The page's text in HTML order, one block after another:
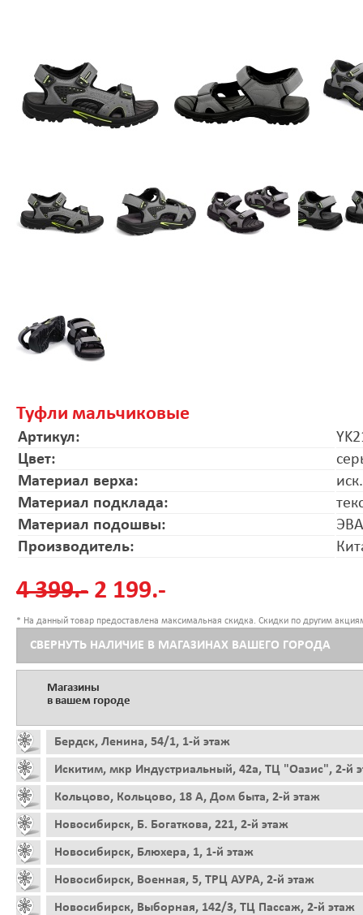
Туфли мальчиковые
Артикул:
Цвет:
Материал верха:
Материал подклада:
Материал подошвы:
ЭВА
Производитель:
4 399.- 2 199.-
* На данный товар предоставлена максимальная скидка. Скидки по другим
СВЕРНУТЬ НАЛИЧИЕ В МАГАЗИНАХ ВАШЕГО ГОРОДА
Магазины
в вашем городе
Бердск, Ленина, 54/1, 1-й этаж
Искитим, мкр Индустриальный, 42а, ТЦ "Оазис", 2-й
Кольцово, Кольцово, 18 А, Дом быта, 2-й этаж
Новосибирск, Б. Богаткова, 221, 2-й этаж
Новосибирск, Блюхера, 1, 1-й этаж
Новосибирск, Военная, 5, ТРЦ АУРА, 2-й этаж
Новосибирск, Выборная, 142/3, ТЦ Пассаж, 2-й этаж